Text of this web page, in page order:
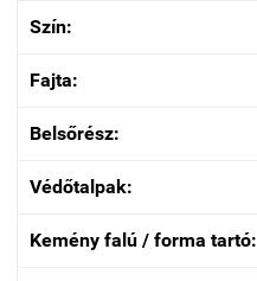
Szín:
Fajta:
Belsőrész:
Védőtalpak:
Kemény falú / forma tartó: